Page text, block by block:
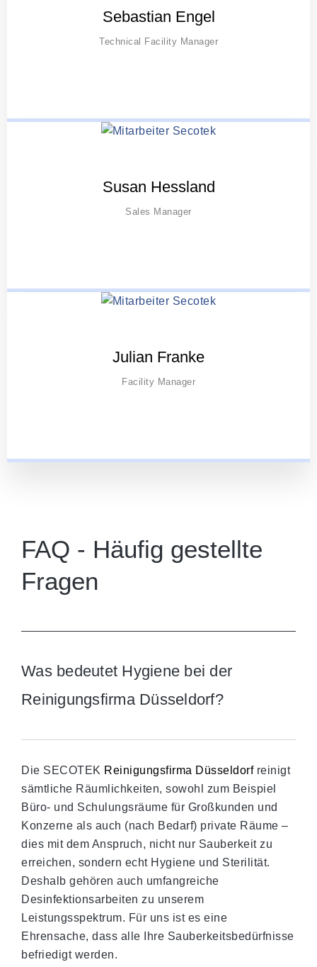
Sebastian Engel
Technical Facility Manager
Susan Hessland
Sales Manager
Julian Franke
Facility Manager
FAQ - Häufig gestellte
Fragen
Was bedeutet Hygiene bei der
Reinigungsfirma Düsseldorf?
Die SECOTEK Reinigungsfirma Düsseldorfreinigt
sämtliche Räumlichkeiten, sowohl zum Beispiel
Büro- und Schulungsräume für Großkunden und
Konzerne als auch (nach Bedarf) private Räume –
dies mit dem Anspruch, nicht nur Sauberkeit zu
erreichen, sondern echt Hygiene und Sterilität.
Deshalb gehören auch umfangreiche
Desinfektionsarbeiten zu unserem
Leistungsspektrum. Für uns ist es eine
Ehrensache, dass alle Ihre Sauberkeitsbedürfnisse
befriedigt werden.